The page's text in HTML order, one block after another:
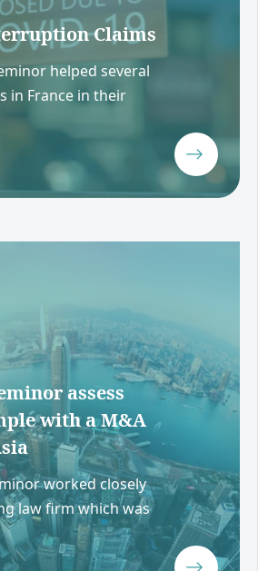
Claims
helped several
in France in their
assess
with a M&A
worked closely
law firm which was